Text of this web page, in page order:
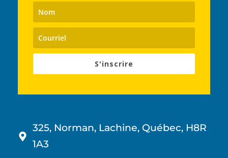
S'inscrire
325, Norman, Lachine, Québec, H8R
1A3